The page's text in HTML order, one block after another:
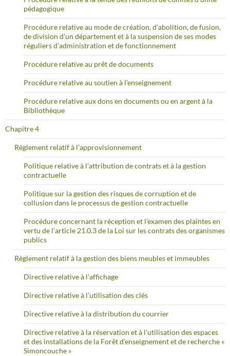
pédagogique
Procédure relative au mode de création, d’abolition, de fusion,
de division d’un département et à la suspension de ses modes
réguliers d’administration et de fonctionnement
Procédure relative au prêt de documents
Procédure relative au soutien à l’enseignement
Procédure relative aux dons en documents ou en argent à la
Bibliothèque
Chapitre 4
Règlement relatif à l’approvisionnement
Politique relative à l’attribution de contrats et à la gestion
contractuelle
Politique sur la gestion des risques de corruption et de
collusion dans le processus de gestion contractuelle
Procédure concernant la réception et l’examen des plaintes en
vertu de l’article 21.0.3 de la Loi sur les contrats des organismes
publics
Règlement relatif à la gestion des biens meubles et immeubles
Directive relative à l’affichage
Directive relative à l’utilisation des clés
Directive relative à la distribution du courrier
Directive relative à la réservation et à l’utilisation des espaces
et des installations de la Forêt d’enseignement et de recherche «
Simoncouche »